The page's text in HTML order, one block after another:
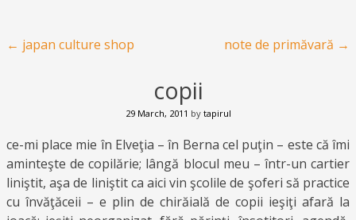
Post navigation
← japan culture shop note de primăvară →
copii
29 March, 2011 by tapirul
ce-mi place mie în Elveţia – în Berna cel puţin – este că îmi
aminteşte de copilărie; lângă blocul meu – într-un cartier
liniştit, aşa de liniştit ca aici vin şcolile de şoferi să practice
cu învăţăceii – e plin de chirăială de copii ieşiţi afară la